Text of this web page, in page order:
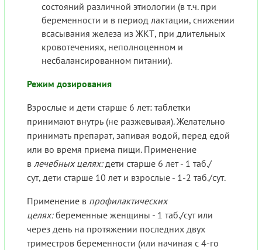
состояний различной этиологии (в т.ч. при
беременности и в период лактации, снижении
всасывания железа из ЖКТ, при длительных
кровотечениях, неполноценном и
несбалансированном питании).
Режим дозирования
Взрослые и дети старше 6 лет: таблетки
принимают внутрь (не разжевывая). Желательно
принимать препарат, запивая водой, перед едой
или во время приема пищи. Применение
в лечебных целях:дети старше 6 лет - 1 таб./
сут, дети старше 10 лет и взрослые - 1-2 таб./сут.
Применение в профилактических
целях:беременные женщины - 1 таб./сут или
через день на протяжении последних двух
триместров беременности (или начиная с 4-го